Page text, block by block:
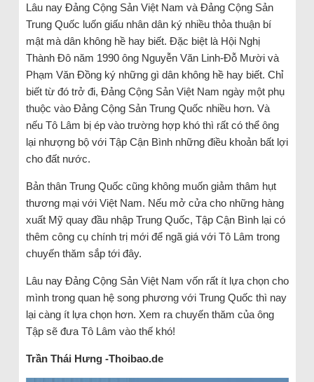
Lâu nay Đảng Cộng Sản Việt Nam và Đảng Cộng Sản
Trung Quốc luốn giấu nhân dân ký nhiều thỏa thuận bí
mật mà dân không hề hay biết. Đặc biệt là Hội Nghị
Thành Đô năm 1990 ông Nguyễn Văn Linh-Đỗ Mười và
Phạm Văn Đồng ký những gì dân không hề hay biết. Chỉ
biết từ đó trở đi, Đảng Cộng Sản Việt Nam ngày một phụ
thuộc vào Đảng Cộng Sản Trung Quốc nhiều hơn. Và
nếu Tô Lâm bị ép vào trường hợp khó thì rất có thể ông
lại nhượng bộ với Tập Cận Bình những điều khoản bất lợi
cho đất nước.
Bản thân Trung Quốc cũng không muốn giảm thâm hụt
thương mại với Việt Nam. Nếu mở cửa cho những hàng
xuất Mỹ quay đầu nhập Trung Quốc, Tập Cận Bình lại có
thêm công cụ chính trị mới để ngã giá với Tô Lâm trong
chuyến thăm sắp tới đây.
Lâu nay Đảng Cộng Sản Việt Nam vốn rất ít lựa chọn cho
mình trong quan hệ song phương với Trung Quốc thì nay
lại càng ít lựa chọn hơn. Xem ra chuyến thăm của ông
Tập sẽ đưa Tô Lâm vào thế khó!
Trần Thái Hưng -Thoibao.de